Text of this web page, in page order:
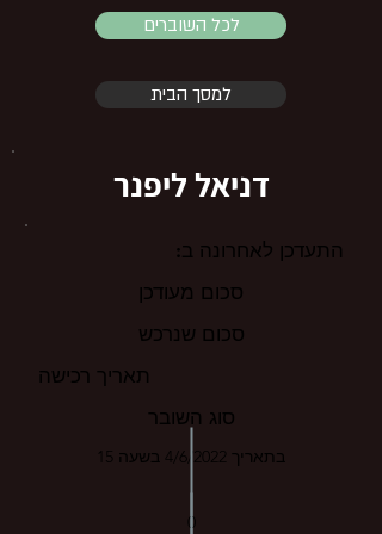
לכל השוברים
למסך הבית
דניאל ליפנר
התעדכן לאחרונה ב:
סכום מעודכן
סכום שנרכש
תאריך רכישה
סוג השובר
בתאריך 4/6/2022 בשעה 15
0